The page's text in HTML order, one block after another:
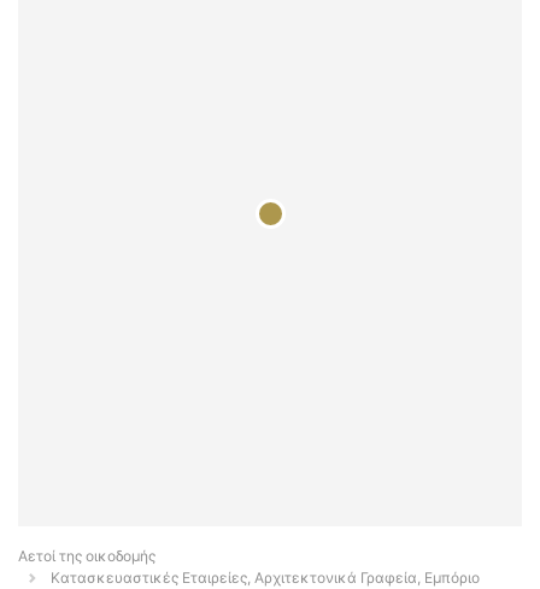
Αετοί της οικοδομής
Κατασκευαστικές Εταιρείες, Αρχιτεκτονικά Γραφεία, Εμπόριο